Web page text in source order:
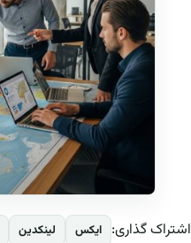
اشتراک گذاری: ایکس لینکدین